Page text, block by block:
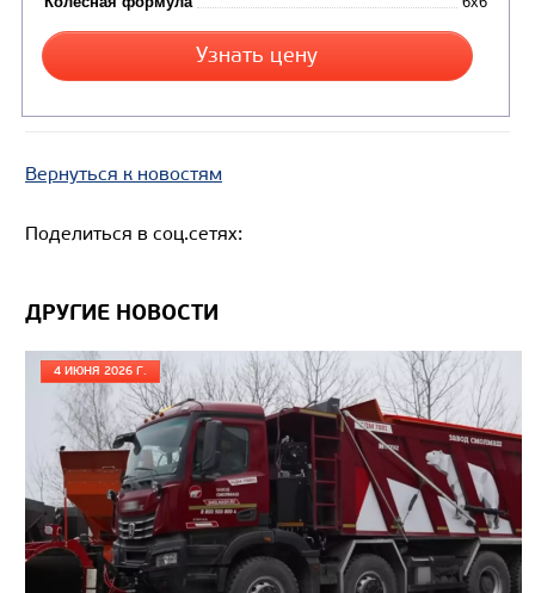
Вернуться к новостям
Поделиться в соц.сетях:
ДРУГИЕ НОВОСТИ
4 ИЮНЯ 2026 Г.